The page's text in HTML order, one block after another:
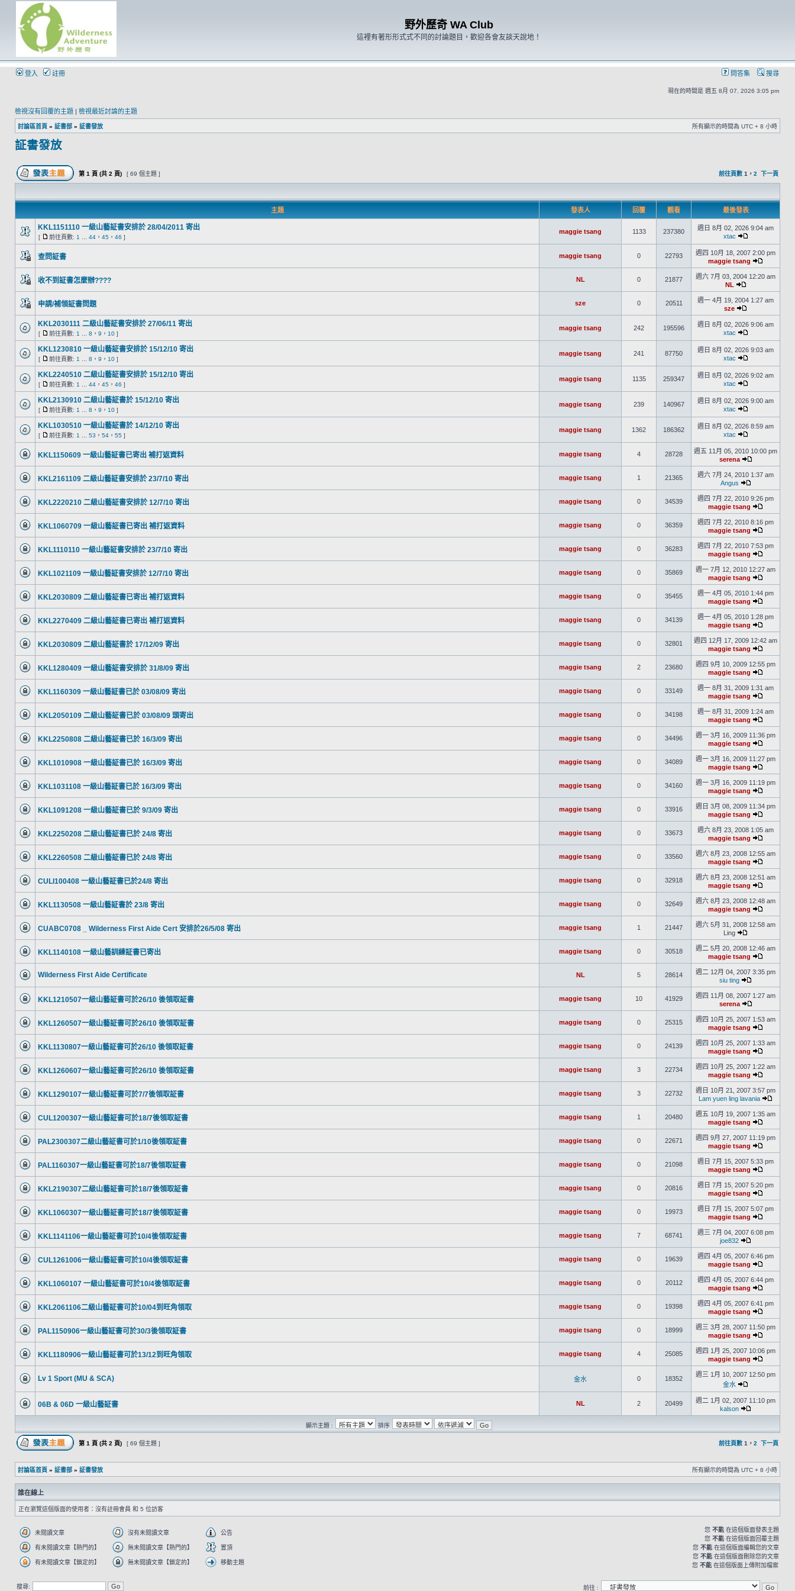
野外歷奇 WA Club
這裡有著形形式式不同的討論題目，歡迎各會友談天說地！
登入 註冊 問答集 搜尋
現在的時間是 週五 8月 07, 2026 3:05 pm
檢視沒有回覆的主題 | 檢視最近討論的主題
討論區首頁 » 証書部 » 証書發放 所有顯示的時間為 UTC + 8 小時
証書發放
第 1 頁 (共 2 頁) [ 69 個主題 ] 前往頁數 1 ， 2 下一頁
主題 發表人 回覆 觀看 最後發表
KKL1151110 一級山藝証書安排於 28/04/2011 寄出
[ 前往頁數: 1 44 ， 45 ， 46 ]
maggie tsang 1133 237380
週日 8月 02, 2026 9:04 am
xtac
查問証書 maggie tsang 0 22793
週四 10月 18, 2007 2:00 pm
maggie tsang
收不到証書怎麼辦???? NL 0 21877
週六 7月 03, 2004 12:20 am
NL
申請/補領証書問題 sze 0 20511
週一 4月 19, 2004 1:27 am
sze
KKL2030111 二級山藝証書安排於 27/06/11 寄出
[ 前往頁數: 1 8 ， 9 ， 10 ]
maggie tsang 242 195596
週日 8月 02, 2026 9:06 am
xtac
KKL1230810 一級山藝証書安排於 15/12/10 寄出
[ 前往頁數: 1 8 ， 9 ， 10 ]
maggie tsang 241 87750
週日 8月 02, 2026 9:03 am
xtac
KKL2240510 二級山藝証書安排於 15/12/10 寄出
[ 前往頁數: 1 44 ， 45 ， 46 ]
maggie tsang 1135 259347
週日 8月 02, 2026 9:02 am
xtac
KKL2130910 二級山藝証書於 15/12/10 寄出
[ 前往頁數: 1 8 ， 9 ， 10 ]
maggie tsang 239 140967
週日 8月 02, 2026 9:00 am
xtac
KKL1030510 一級山藝証書於 14/12/10 寄出
[ 前往頁數: 1 53 ， 54 ， 55 ]
maggie tsang 1362 186362
週日 8月 02, 2026 8:59 am
xtac
KKL1150609 一級山藝証書已寄出 補打返資料 maggie tsang 4 28728
週五 11月 05, 2010 10:00 pm
serena
KKL2161109 二級山藝証書安排於 23/7/10 寄出 maggie tsang 1 21365
週六 7月 24, 2010 1:37 am
Angus
KKL2220210 二級山藝証書安排於 12/7/10 寄出 maggie tsang 0 34539
週四 7月 22, 2010 9:26 pm
maggie tsang
KKL1060709 一級山藝証書已寄出 補打返資料 maggie tsang 0 36359
週四 7月 22, 2010 8:16 pm
maggie tsang
KKL1110110 一級山藝証書安排於 23/7/10 寄出 maggie tsang 0 36283
週四 7月 22, 2010 7:53 pm
maggie tsang
KKL1021109 一級山藝証書安排於 12/7/10 寄出 maggie tsang 0 35869
週一 7月 12, 2010 12:27 am
maggie tsang
KKL2030809 二級山藝証書已寄出 補打返資料 maggie tsang 0 35455
週一 4月 05, 2010 1:44 pm
maggie tsang
KKL2270409 二級山藝証書已寄出 補打返資料 maggie tsang 0 34139
週一 4月 05, 2010 1:28 pm
maggie tsang
KKL2030809 二級山藝証書於 17/12/09 寄出 maggie tsang 0 32801
週四 12月 17, 2009 12:42 am
maggie tsang
KKL1280409 一級山藝証書安排於 31/8/09 寄出 maggie tsang 2 23680
週四 9月 10, 2009 12:55 pm
maggie tsang
KKL1160309 一級山藝証書已於 03/08/09 寄出 maggie tsang 0 33149
週一 8月 31, 2009 1:31 am
maggie tsang
KKL2050109 二級山藝証書已於 03/08/09 頭寄出 maggie tsang 0 34198
週一 8月 31, 2009 1:24 am
maggie tsang
KKL2250808 二級山藝証書已於 16/3/09 寄出 maggie tsang 0 34496
週一 3月 16, 2009 11:36 pm
maggie tsang
KKL1010908 一級山藝証書已於 16/3/09 寄出 maggie tsang 0 34089
週一 3月 16, 2009 11:27 pm
maggie tsang
KKL1031108 一級山藝証書已於 16/3/09 寄出 maggie tsang 0 34160
週一 3月 16, 2009 11:19 pm
maggie tsang
KKL1091208 一級山藝証書已於 9/3/09 寄出 maggie tsang 0 33916
週日 3月 08, 2009 11:34 pm
maggie tsang
KKL2250208 二級山藝証書已於 24/8 寄出 maggie tsang 0 33673
週六 8月 23, 2008 1:05 am
maggie tsang
KKL2260508 二級山藝証書已於 24/8 寄出 maggie tsang 0 33560
週六 8月 23, 2008 12:55 am
maggie tsang
CULI100408 一級山藝証書已於24/8 寄出 maggie tsang 0 32918
週六 8月 23, 2008 12:51 am
maggie tsang
KKL1130508 一級山藝証書於 23/8 寄出 maggie tsang 0 32649
週六 8月 23, 2008 12:48 am
maggie tsang
CUABC0708 _ Wilderness First Aide Cert 安排於26/5/08 寄出 maggie tsang 1 21447
週六 5月 31, 2008 12:58 am
Ling
KKL1140108 一級山藝訓練証書已寄出 maggie tsang 0 30518
週二 5月 20, 2008 12:46 am
maggie tsang
Wilderness First Aide Certificate NL 5 28614
週二 12月 04, 2007 3:35 pm
siu ting
KKL1210507一級山藝証書可於26/10 後領取証書 maggie tsang 10 41929
週四 11月 08, 2007 1:27 am
serena
KKL1260507一級山藝証書可於26/10 後領取証書 maggie tsang 0 25315
週四 10月 25, 2007 1:53 am
maggie tsang
KKL1130807一級山藝証書可於26/10 後領取証書 maggie tsang 0 24139
週四 10月 25, 2007 1:33 am
maggie tsang
KKL1260607一級山藝証書可於26/10 後領取証書 maggie tsang 3 22734
週四 10月 25, 2007 1:22 am
maggie tsang
KKL1290107一級山藝証書可於7/7後領取証書 maggie tsang 3 22732
週日 10月 21, 2007 3:57 pm
Lam yuen ling lavania
CUL1200307一級山藝証書可於18/7後領取証書 maggie tsang 1 20480
週五 10月 19, 2007 1:35 am
maggie tsang
PAL2300307二級山藝証書可於1/10後領取証書 maggie tsang 0 22671
週四 9月 27, 2007 11:19 pm
maggie tsang
PAL1160307一級山藝証書可於18/7後領取証書 maggie tsang 0 21098
週日 7月 15, 2007 5:33 pm
maggie tsang
KKL2190307二級山藝証書可於18/7後領取証書 maggie tsang 0 20816
週日 7月 15, 2007 5:20 pm
maggie tsang
KKL1060307一級山藝証書可於18/7後領取証書 maggie tsang 0 19973
週日 7月 15, 2007 5:07 pm
maggie tsang
KKL1141106一級山藝証書可於10/4後領取証書 maggie tsang 7 68741
週三 7月 04, 2007 6:08 pm
joe832
CUL1261006一級山藝証書可於10/4後領取証書 maggie tsang 0 19639
週四 4月 05, 2007 6:46 pm
maggie tsang
KKL1060107 一級山藝証書可於10/4後領取証書 maggie tsang 0 20112
週四 4月 05, 2007 6:44 pm
maggie tsang
KKL2061106二級山藝証書可於10/04到旺角領取 maggie tsang 0 19398
週四 4月 05, 2007 6:41 pm
maggie tsang
PAL1150906一級山藝証書可於30/3後領取証書 maggie tsang 0 18999
週三 3月 28, 2007 11:50 pm
maggie tsang
KKL1180906一級山藝証書可於13/12到旺角領取 maggie tsang 4 25085
週四 1月 25, 2007 10:06 pm
maggie tsang
Lv 1 Sport (MU & SCA) 金水 0 18352
週三 1月 10, 2007 12:50 pm
金水
06B & 06D 一級山藝証書 NL 2 20499
週二 1月 02, 2007 11:10 pm
kalson
顯示主題 : 排序
第 1 頁 (共 2 頁) [ 69 個主題 ] 前往頁數 1 ， 2 下一頁
討論區首頁 » 証書部 » 証書發放 所有顯示的時間為 UTC + 8 小時
誰在線上
正在瀏覽這個版面的使用者：沒有註冊會員 和 5 位訪客
未閱讀文章 沒有未閱讀文章 公告
有未閱讀文章【熱門的】 無未閱讀文章【熱門的】 置頂
有未閱讀文章【鎖定的】 無未閱讀文章【鎖定的】 移動主題
您 不能 在這個版面發表主題
您 不能 在這個版面回覆主題
您 不能 在這個版面編輯您的文章
您 不能 在這個版面刪除您的文章
您 不能 在這個版面上傳附加檔案
搜尋: 前往 :